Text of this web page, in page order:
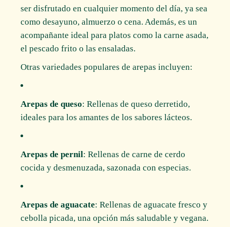
ser disfrutado en cualquier momento del día, ya sea
como desayuno, almuerzo o cena. Además, es un
acompañante ideal para platos como la carne asada,
el pescado frito o las ensaladas.
Otras variedades populares de arepas incluyen:
Arepas de queso: Rellenas de queso derretido,
ideales para los amantes de los sabores lácteos.
Arepas de pernil: Rellenas de carne de cerdo
cocida y desmenuzada, sazonada con especias.
Arepas de aguacate: Rellenas de aguacate fresco y
cebolla picada, una opción más saludable y vegana.